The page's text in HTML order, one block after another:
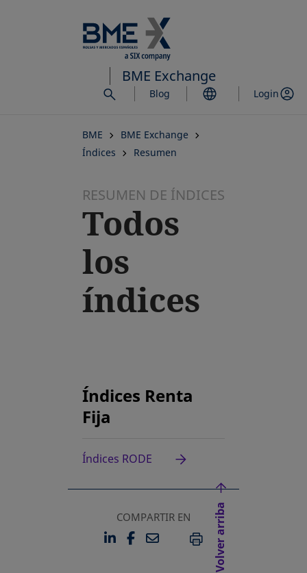
al
contenido
principal
BME Exchange
Blog Login
BME
BME Exchange
Índices
Resumen
RESUMEN DE ÍNDICES
Todos
los
índices
Índices Renta
Fija
Índices RODE
se abre en una pestaña nueva
COMPARTIR EN
LINKEDIN
SE ABRE EN UNA PESTAÑA
FACEBOOK
SE ABRE EN UNA
EMAILIMPRIMIR
Volver arriba